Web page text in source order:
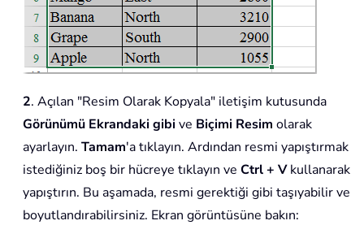
2. Açılan "Resim Olarak Kopyala" iletişim kutusunda
Görünümü Ekrandaki gibi ve Biçimi Resim olarak
ayarlayın. Tamam'a tıklayın. Ardından resmi yapıştırmak
istediğiniz boş bir hücreye tıklayın ve Ctrl + Vkullanarak
yapıştırın. Bu aşamada, resmi gerektiği gibi taşıyabilir ve
boyutlandırabilirsiniz. Ekran görüntüsüne bakın: